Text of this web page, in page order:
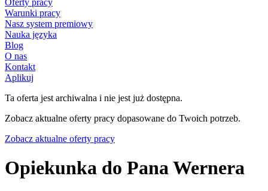
Oferty pracy
Warunki pracy
Nasz system premiowy
Nauka języka
Blog
O nas
Kontakt
Aplikuj
Ta oferta jest archiwalna i nie jest już dostępna.
Zobacz aktualne oferty pracy dopasowane do Twoich potrzeb.
Zobacz aktualne oferty pracy
Opiekunka do Pana Wernera